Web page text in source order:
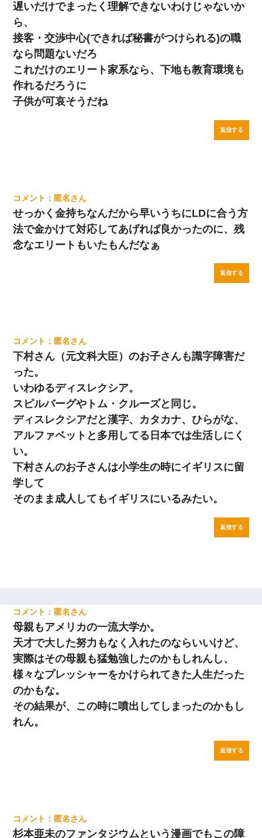
遅いだけでまったく理解できないわけじゃないか
ら、
接客・交渉中心(できれば秘書がつけられる)の職
なら問題ないだろ
これだけのエリート家系なら、下地も教育環境も
作れるだろうに
子供が可哀そうだね
返信する
匿名
せっかく金持ちなんだから早いうちにLDに合う方
法で金かけて対応してあげれば良かったのに、残
念なエリートもいたもんだなぁ
返信する
匿名
下村さん（元文科大臣）のお子さんも識字障害だ
った。
いわゆるディスレクシア。
スピルバーグやトム・クルーズと同じ。
ディスレクシアだと漢字、カタカナ、ひらがな、
アルファベットと多用してる日本では生活しにく
い。
下村さんのお子さんは小学生の時にイギリスに留
学して
そのまま成人してもイギリスにいるみたい。
返信する
匿名
母親もアメリカの一流大学か。
天才で大した努力もなく入れたのならいいけど、
実際はその母親も猛勉強したのかもしれんし、
様々なプレッシャーをかけられてきた人生だった
のかもな。
その結果が、この時に噴出してしまったのかもし
れん。
返信する
匿名
杉本亜未のファンタジウムという漫画でもこの障